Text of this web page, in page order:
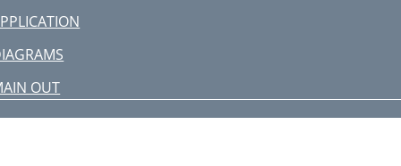
OUT
INSERT (FOR MONO CHANNELS)